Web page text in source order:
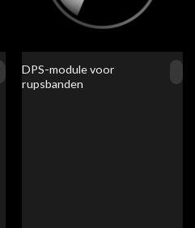
DPS-module voor
rupsbanden